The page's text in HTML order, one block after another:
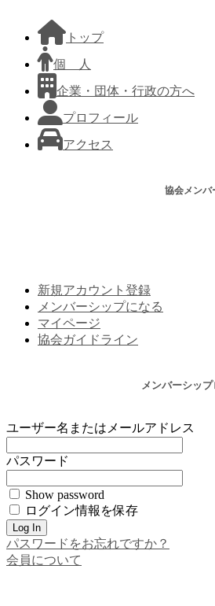
トップ
個 人
企業・団体・行政の方へ
プロフィール
アクセス
協会メンバ
新規アカウント登録
メンバーシップになる
マイページ
協会ガイドライン
メンバーシッ
ユーザー名またはメールアドレス
パスワード
Show password
ログイン情報を保存
パスワードをお忘れですか？
会員について